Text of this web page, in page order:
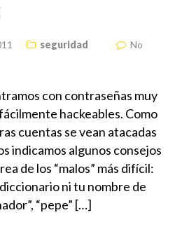
seguridad
No
con contraseñas muy
hackeables. Como
cuentas se vean atacadas
indicamos algunos consejos
de los “malos” más difícil:
ni tu nombre de
“pepe” […]